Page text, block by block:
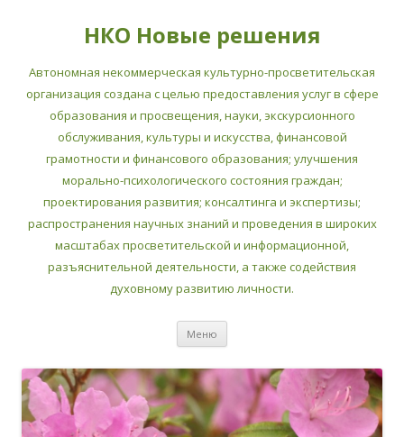
НКО Новые решения
Автономная некоммерческая культурно-просветительская
организация создана с целью предоставления услуг в сфере
образования и просвещения, науки, экскурсионного
обслуживания, культуры и искусства, финансовой
грамотности и финансового образования; улучшения
морально-психологического состояния граждан;
проектирования развития; консалтинга и экспертизы;
распространения научных знаний и проведения в широких
масштабах просветительской и информационной,
разъяснительной деятельности, а также содействия
духовному развитию личности.
Меню